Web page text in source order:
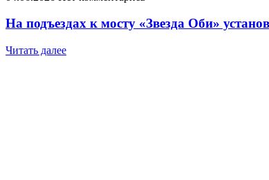
На подъездах к мосту «Звезда Оби»
Читать далее